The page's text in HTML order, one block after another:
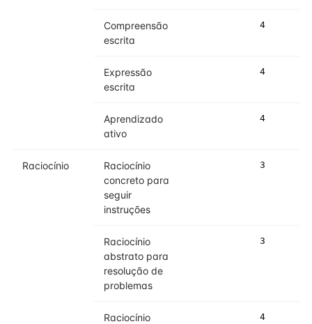
Compreensão
escrita
4
Expressão
escrita
4
Aprendizado
ativo
4
Raciocínio
Raciocínio
concreto para
seguir
instruções
3
Raciocínio
abstrato para
resolução de
problemas
3
Raciocínio
4